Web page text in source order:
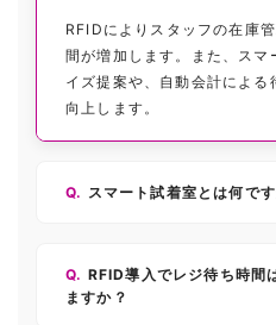
RFIDによりスタッフの在庫
間が増加します。また、スマ
イズ提案や、自動会計によ
向上します。
スマート試着室とは何で
RFID導入でレジ待ち時間
ますか？